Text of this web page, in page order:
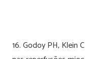
16. Godoy PH, Klein